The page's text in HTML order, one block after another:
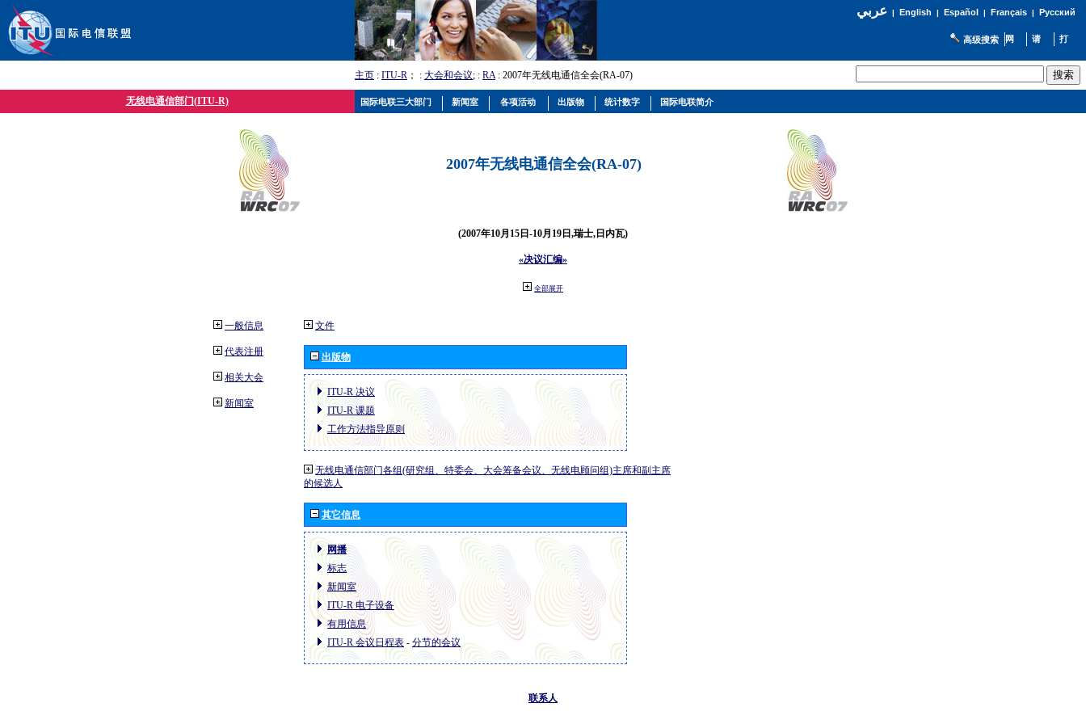
عربي| English | Español | Français| Русский
高级搜索
主页 : ITU-R ； : 大会和会议; : RA: 2007年无线电通信全会(RA-07)
无线电通信部门(ITU-R)
2007年无线电通信全会(RA-07)
(2007年10月15日-10月19日,瑞士,日内瓦)
«决议汇编»
全部展开
一般信息
代表注册
相关大会
新闻室
文件
出版物
ITU-R 决议
ITU-R 课题
工作方法指导原则
无线电通信部门各组(研究组、特委会、大会筹备会议、无线电顾问组)主席和副主席
的候选人
其它信息
网播
标志
新闻室
ITU-R 电子设备
有用信息
ITU-R 会议日程表 - 分节的会议
联系人
国际电联三大部门 新闻室 各项活动 出版物 统计数字 国际电联简介